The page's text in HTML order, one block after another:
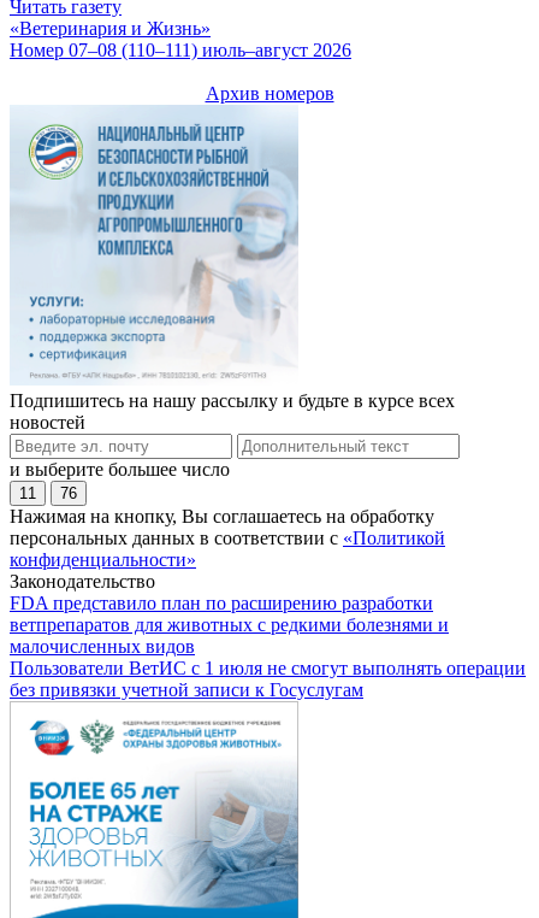
Читать газету
«Ветеринария и Жизнь»
Номер 07–08 (110–111) июль–август 2026
Архив номеров
Подпишитесь на нашу рассылку и будьте в курсе всех
новостей
и выберите большее число
11 76
Нажимая на кнопку, Вы соглашаетесь на обработку
персональных данных в соответствии с «Политикой
конфиденциальности»
Законодательство
FDA представило план по расширению разработки
ветпрепаратов для животных с редкими болезнями и
малочисленных видов
Пользователи ВетИС с 1 июля не смогут выполнять операции
без привязки учетной записи к Госуслугам